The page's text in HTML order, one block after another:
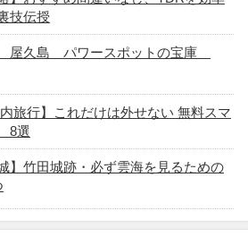
技伝授
屋久島 パワースポットの宝庫
内旅行】これだけは外せない 無料スマ
8選
】竹田城跡・必ず雲海を見るための